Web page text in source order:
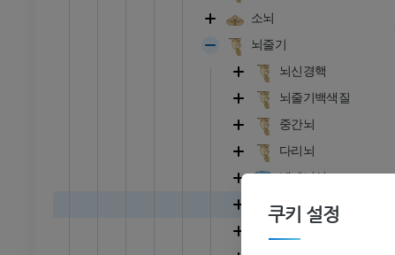
소뇌
뇌줄기
뇌신경핵
뇌줄기백색질
중간뇌
다리뇌
넷째뇌실
마름오목
쿠키 설정